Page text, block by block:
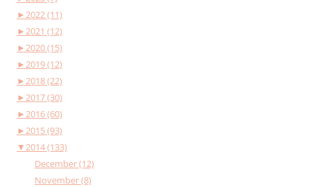
►2022 (11)
►2021 (12)
►2020 (15)
►2019 (12)
►2018 (22)
►2017 (30)
►2016 (60)
►2015 (93)
▼2014 (133)
December (12)
November (8)